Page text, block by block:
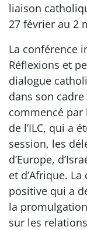
liaison
27 février au 2
La conférence
Réflexions et
dialogue
dans son
commencé par
de l’ILC, qui a
session, les
d’Europe,
et d’Afrique.
positive qui a
la
sur les